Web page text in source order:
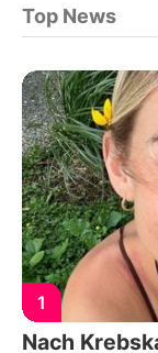
Top News
1
Nach